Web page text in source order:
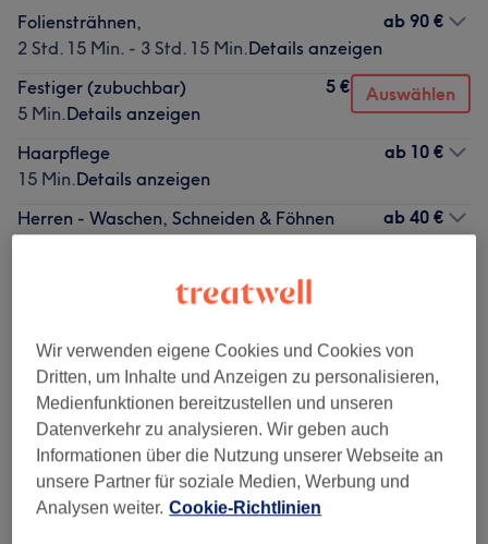
Foliensträhnen,
2 Std. 15 Min. - 3 Std. 15 Min.Details anzeigen
ab 90 €
Festiger (zubuchbar)
5 Min.Details anzeigen
5 € Auswählen
Haarpflege
15 Min.Details anzeigen
ab 10 €
Herren - Waschen, Schneiden & Föhnen
ab 40 €
1 Std. - 1 Std. 35 Min.Details anzeigen
Alle Services
Herrenhaarschnitt (1) ab 40 €
Damen - Haarschnitte & Stylings (2)
Wir verwenden eigene Cookies und Cookies von
Dritten, um Inhalte und Anzeigen zu personalisieren,
Medienfunktionen bereitzustellen und unseren
Datenverkehr zu analysieren. Wir geben auch
Informationen über die Nutzung unserer Webseite an
unsere Partner für soziale Medien, Werbung und
Analysen weiter. Cookie-Richtlinien